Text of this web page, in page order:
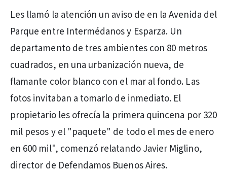
Les llamó la atención un aviso de en la Avenida del
Parque entre Intermédanos y Esparza. Un
departamento de tres ambientes con 80 metros
cuadrados, en una urbanización nueva, de
flamante color blanco con el mar al fondo. Las
fotos invitaban a tomarlo de inmediato. El
propietario les ofrecía la primera quincena por 320
mil pesos y el "paquete" de todo el mes de enero
en 600 mil", comenzó relatando Javier Miglino,
director de Defendamos Buenos Aires.